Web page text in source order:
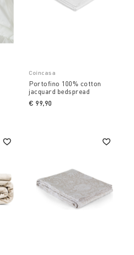
Coincasa
Portofino 100% cotton
jacquard bedspread
€ 99,90